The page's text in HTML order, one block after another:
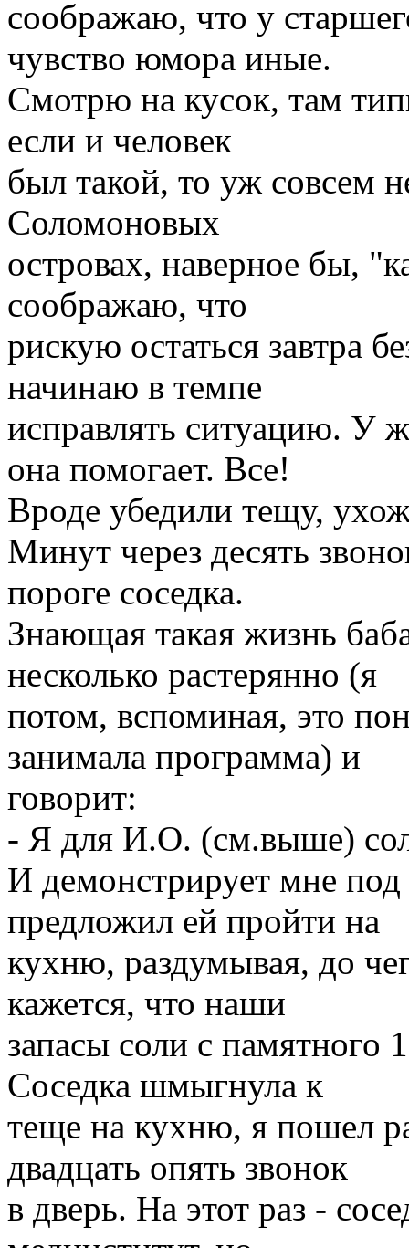
соображаю, что у
чувство юмора иные.
Смотрю на кусок, там
если и человек
был такой, то уж совсем
Соломоновых
островах, наверное бы,
соображаю, что
рискую остаться завтра
начинаю в темпе
исправлять ситуацию. У
она помогает. Все!
Вроде убедили тещу,
Минут через десять
пороге соседка.
Знающая такая жизнь
несколько растерянно (я
потом, вспоминая, это
занимала программа) и
говорит:
- Я для И.О. (см.выше)
И демонстрирует мне
предложил ей пройти на
кухню, раздумывая, до
кажется, что наши
запасы соли с памятного
Соседка шмыгнула к
теще на кухню, я пошел
двадцать опять звонок
в дверь. На этот раз -